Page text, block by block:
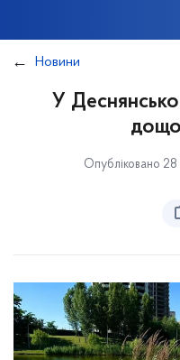
Новини
У
Опубліковано